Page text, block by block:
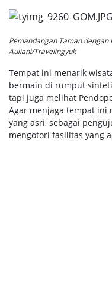
Pemandangan Taman dengan
Auliani/Travelingyuk
Tempat ini menarik
bermain di rumput
tapi juga melihat
Agar menjaga tempat ini
yang asri, sebagai
mengotori fasilitas yang